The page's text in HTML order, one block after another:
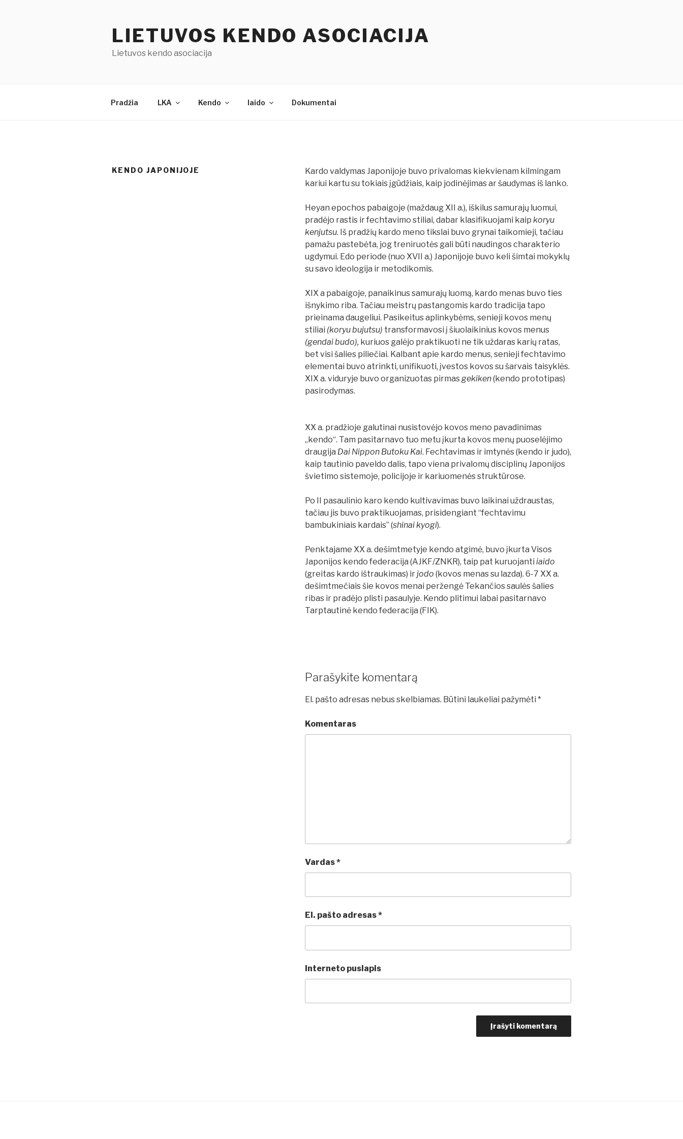
LIETUVOS KENDO ASOCIACIJA
Lietuvos kendo asociacija
Pradžia LKA Kendo Iaido Dokumentai
KENDO JAPONIJOJE
Kardo valdymas Japonijoje buvo privalomas kiekvienam kilmingam
kariui kartu su tokiais įgūdžiais, kaip jodinėjimas ar šaudymas iš lanko.
Heyan epochos pabaigoje (maždaug XII a.), iškilus samurajų luomui,
pradėjo rastis ir fechtavimo stiliai, dabar klasifikuojami kaip koryu
kenjutsu. Iš pradžių kardo meno tikslai buvo grynai taikomieji, tačiau
pamažu pastebėta, jog treniruotės gali būti naudingos charakterio
ugdymui. Edo periode (nuo XVII a.) Japonijoje buvo keli šimtai mokyklų
su savo ideologija ir metodikomis.
XIX a pabaigoje, panaikinus samurajų luomą, kardo menas buvo ties
išnykimo riba. Tačiau meistrų pastangomis kardo tradicija tapo
prieinama daugeliui. Pasikeitus aplinkybėms, senieji kovos menų
stiliai (koryu bujutsu) transformavosi į šiuolaikinius kovos menus
(gendai budo), kuriuos galėjo praktikuoti ne tik uždaras karių ratas,
bet visi šalies piliečiai. Kalbant apie kardo menus, senieji fechtavimo
elementai buvo atrinkti, unifikuoti, įvestos kovos su šarvais taisyklės.
XIX a. viduryje buvo organizuotas pirmasgekiken(kendo prototipas)
pasirodymas.
XX a. pradžioje galutinai nusistovėjo kovos meno pavadinimas
„kendo“. Tam pasitarnavo tuo metu įkurta kovos menų puoselėjimo
draugija Dai Nippon Butoku Kai. Fechtavimas ir imtynės (kendo ir judo),
kaip tautinio paveldo dalis, tapo viena privalomų disciplinų Japonijos
švietimo sistemoje, policijoje ir kariuomenės struktūrose.
Po II pasaulinio karo kendo kultivavimas buvo laikinai uždraustas,
tačiau jis buvo praktikuojamas, prisidengiant “fechtavimu
bambukiniais kardais” (shinai kyogi).
Penktajame XX a. dešimtmetyje kendo atgimė, buvo įkurta Visos
Japonijos kendo federacija (AJKF/ZNKR), taip pat kuruojanti iaido
(greitas kardo ištraukimas) irjodo (kovos menas su lazda). 6-7 XX a.
dešimtmečiais šie kovos menai peržengė Tekančios saulės šalies
ribas ir pradėjo plisti pasaulyje. Kendo plitimui labai pasitarnavo
Tarptautinė kendo federacija (FIK).
Parašykite komentarą
El. pašto adresas nebus skelbiamas. Būtini laukeliai pažymėti *
Komentaras
Vardas*
El. pašto adresas*
Interneto puslapis